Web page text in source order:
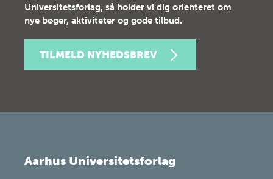
Universitetsforlag, så holder vi dig orienteret om
nye bøger, aktiviteter og gode tilbud.
TILMELD NYHEDSBREV
Aarhus Universitetsforlag